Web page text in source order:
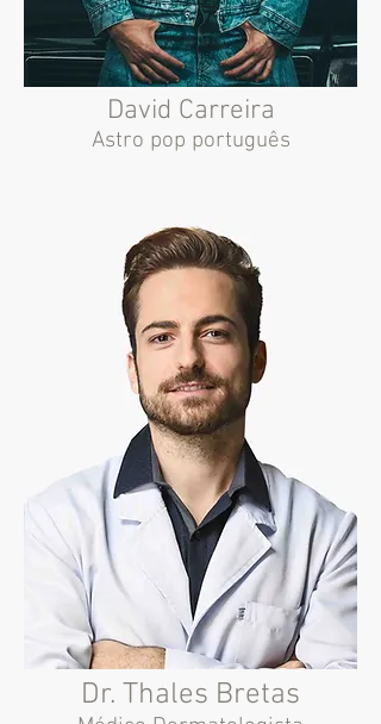
David Carreira
Astro pop português
Dr. Thales Bretas